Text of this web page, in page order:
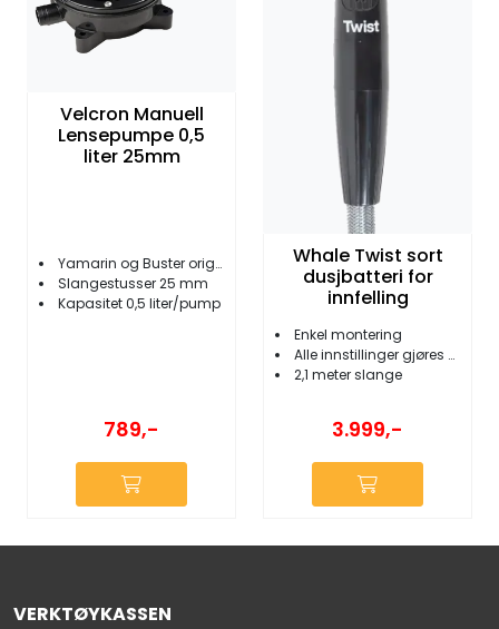
Velcron Manuell
Lensepumpe 0,5
liter 25mm
Yamarin og Buster original pumpe
Slangestusser 25 mm
Kapasitet 0,5 liter/pump
789,-
Whale Twist sort
dusjbatteri for
innfelling
Enkel montering
Alle innstillinger gjøres direkte med håndtak
2,1 meter slange
3.999,-
VERKTØYKASSEN